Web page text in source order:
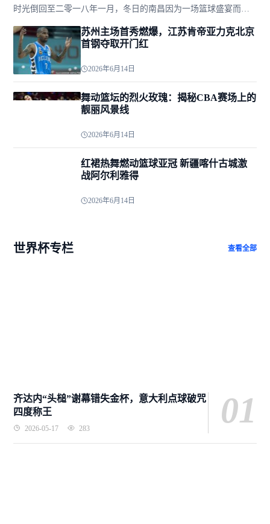
全明星飒爽英姿
时光倒回至二零一八年一月，冬日的南昌因为一场篮球盛宴而热
联赛的全明星周末。在南昌国际体育中心，来自南区的明星队员
们齐聚一堂...
苏州主场首秀燃爆，江苏肯帝亚力克北京
首钢夺取开门红
2026年6月14日
舞动篮坛的烈火玫瑰：揭秘CBA赛场上的
靓丽风景线
2026年6月14日
红裙热舞燃动篮球亚冠 新疆喀什古城激
战阿尔利雅得
2026年6月14日
世界杯专栏 查看全部
齐达内“头槌”谢幕错失金杯，意大利点球破咒
四度称王
2026-05-17 283 01